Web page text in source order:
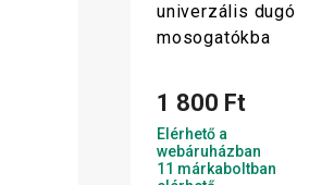
univerzális dugó
mosogatókba
1 800 Ft
Elérhető a
webáruházban
11 márkaboltban